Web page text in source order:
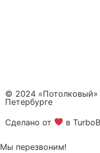
© 2024 «Потолковый»
Петербурге
Сделано от
в
Мы перезвоним!